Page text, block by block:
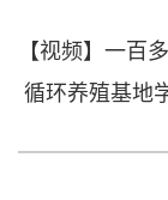
【视频】一百
循环养殖基地